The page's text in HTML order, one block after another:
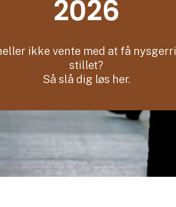
2026
ikke vente med at få
stillet?
Så slå dig løs her.